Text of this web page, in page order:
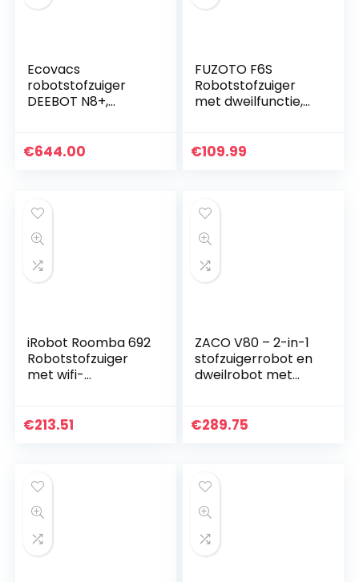
Ecovacs
robotstofzuiger
DEEBOT N8+,
lediging, LDS-
€644.00
FUZOTO F6S
Robotstofzuiger
met dweilfunctie,
Stofzuigerrobot
€109.99
iRobot Roomba 692
Robotstofzuiger
met wifi-
reinigingssysteem
€213.51
ZACO V80 – 2-in-1
stofzuigerrobot en
dweilrobot met
intelligente
€289.75